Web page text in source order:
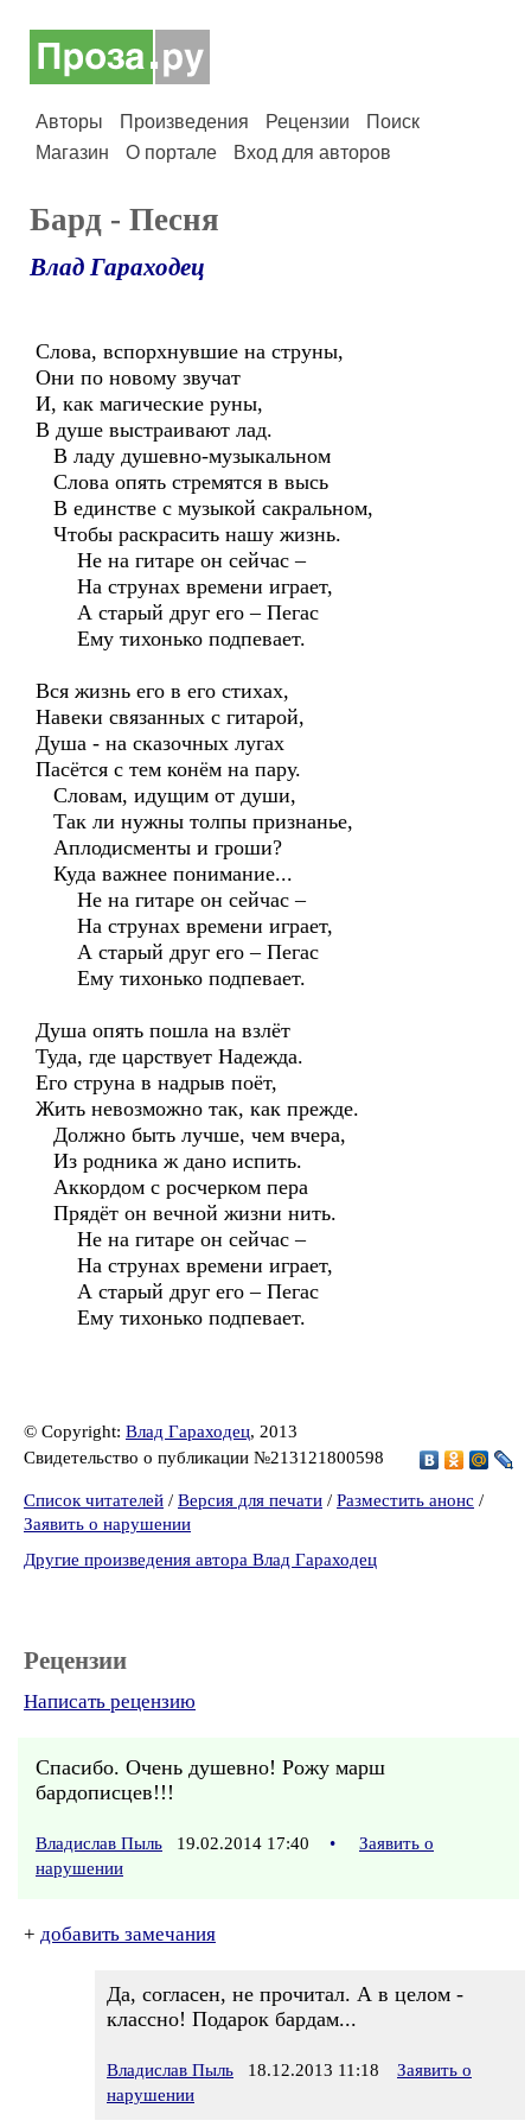
Авторы Произведения Рецензии
Поиск
Магазин
О портале Вход для авторов
Бард - Песня
Влад Гараходец
Слова, вспорхнувшие на струны,
Они по новому звучат
И, как магические руны,
В душе выстраивают лад.
В ладу душевно-музыкальном
Слова опять стремятся в высь
В единстве с музыкой сакральном,
Чтобы раскрасить нашу жизнь.
Не на гитаре он сейчас –
На струнах времени играет,
А старый друг его – Пегас
Ему тихонько подпевает.
Вся жизнь его в его стихах,
Навеки связанных с гитарой,
Душа - на сказочных лугах
Пасётся с тем конём на пару.
Словам, идущим от души,
Так ли нужны толпы признанье,
Аплодисменты и гроши?
Куда важнее понимание...
Не на гитаре он сейчас –
На струнах времени играет,
А старый друг его – Пегас
Ему тихонько подпевает.
Душа опять пошла на взлёт
Туда, где царствует Надежда.
Его струна в надрыв поёт,
Жить невозможно так, как прежде.
Должно быть лучше, чем вчера,
Из родника ж дано испить.
Аккордом с росчерком пера
Прядёт он вечной жизни нить.
Не на гитаре он сейчас –
На струнах времени играет,
А старый друг его – Пегас
Ему тихонько подпевает.
© Copyright: Влад Гараходец, 2013
Свидетельство о публикации №213121800598
Список читателей / Версия для печати / Разместить анонс /
Заявить о нарушении
Другие произведения автора Влад Гараходец
Рецензии
Написать рецензию
Спасибо. Очень душевно! Рожу марш
бардописцев!!!
Владислав Пыль 19.02.2014 17:40 •
Заявить о
нарушении
+ добавить замечания
Да, согласен, не прочитал. А в целом -
классно! Подарок бардам...
Владислав Пыль 18.12.2013 11:18
Заявить о
нарушении